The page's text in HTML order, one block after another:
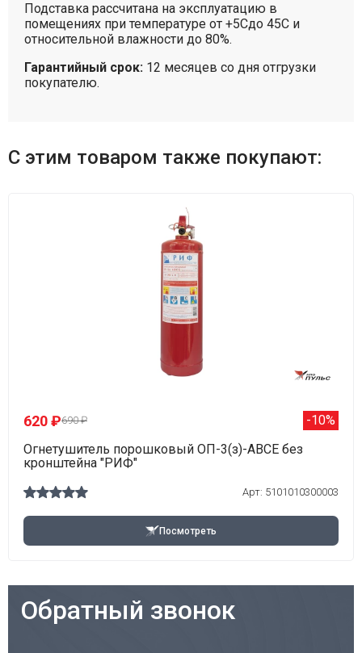
Подставка рассчитана на эксплуатацию в
помещениях при температуре от +5Сдо 45С и
относительной влажности до 80%.
Гарантийный срок: 12 месяцев со дня отгрузки
покупателю.
С этим товаром также покупают:
620 ₽690 ₽
-10%
Огнетушитель порошковый ОП-3(з)-АВСЕ без
кронштейна "РИФ"
Арт: 5101010300003
Посмотреть
Обратный звонок